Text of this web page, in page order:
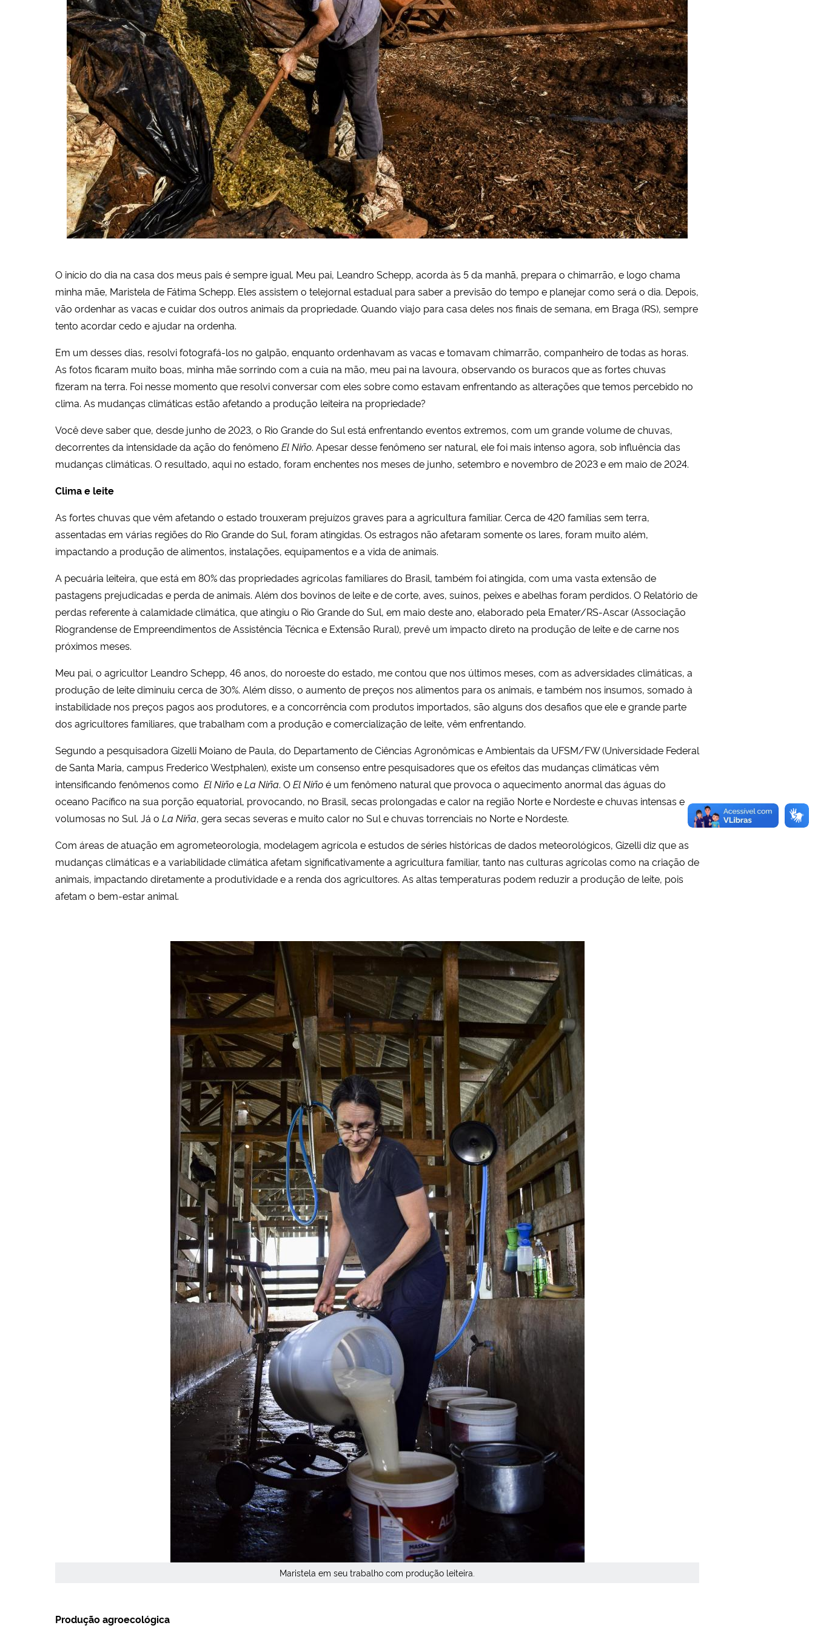
O início do dia na casa dos meus pais é sempre igual. Meu pai, Leandro Schepp, acorda às 5 da manhã, prepara o chimarrão, e logo chama
minha mãe, Maristela de Fátima Schepp. Eles assistem o telejornal estadual para saber a previsão do tempo e planejar como será o dia. Depois,
vão ordenhar as vacas e cuidar dos outros animais da propriedade. Quando viajo para casa deles nos finais de semana, em Braga (RS), sempre
tento acordar cedo e ajudar na ordenha.
Em um desses dias, resolvi fotografá-los no galpão, enquanto ordenhavam as vacas e tomavam chimarrão, companheiro de todas as horas.
As fotos ficaram muito boas, minha mãe sorrindo com a cuia na mão, meu pai na lavoura, observando os buracos que as fortes chuvas
fizeram na terra. Foi nesse momento que resolvi conversar com eles sobre como estavam enfrentando as alterações que temos percebido no
clima. As mudanças climáticas estão afetando a produção leiteira na propriedade?
Você deve saber que, desde junho de 2023, o Rio Grande do Sul está enfrentando eventos extremos, com um grande volume de chuvas,
decorrentes da intensidade da ação do fenômeno El Niño. Apesar desse fenômeno ser natural, ele foi mais intenso agora, sob influência das
mudanças climáticas. O resultado, aqui no estado, foram enchentes nos meses de junho, setembro e novembro de 2023 e em maio de 2024.
Clima e leite
As fortes chuvas que vêm afetando o estado trouxeram prejuízos graves para a agricultura familiar. Cerca de 420 famílias sem terra,
assentadas em várias regiões do Rio Grande do Sul, foram atingidas. Os estragos não afetaram somente os lares, foram muito além,
impactando a produção de alimentos, instalações, equipamentos e a vida de animais.
A pecuária leiteira, que está em 80% das propriedades agrícolas familiares do Brasil, também foi atingida, com uma vasta extensão de
pastagens prejudicadas e perda de animais. Além dos bovinos de leite e de corte, aves, suínos, peixes e abelhas foram perdidos. O Relatório de
perdas referente à calamidade climática, que atingiu o Rio Grande do Sul, em maio deste ano, elaborado pela Emater/RS-Ascar (Associação
Riograndense de Empreendimentos de Assistência Técnica e Extensão Rural), prevê um impacto direto na produção de leite e de carne nos
próximos meses.
Meu pai, o agricultor Leandro Schepp, 46 anos, do noroeste do estado, me contou que nos últimos meses, com as adversidades climáticas, a
produção de leite diminuiu cerca de 30%. Além disso, o aumento de preços nos alimentos para os animais, e também nos insumos, somado à
instabilidade nos preços pagos aos produtores, e a concorrência com produtos importados, são alguns dos desafios que ele e grande parte
dos agricultores familiares, que trabalham com a produção e comercialização de leite, vêm enfrentando.
Segundo a pesquisadora Gizelli Moiano de Paula, do Departamento de Ciências Agronômicas e Ambientais da UFSM/FW (Universidade Federal
de Santa Maria, campus Frederico Westphalen), existe um consenso entre pesquisadores que os efeitos das mudanças climáticas vêm
intensificando fenômenos como El NiñoeLa Niña. OEl Niñoé um fenômeno natural que provoca o aquecimento anormal das águas do
oceano Pacífico na sua porção equatorial, provocando, no Brasil, secas prolongadas e calor na região Norte e Nordeste e chuvas intensas e
volumosas no Sul. Já o La Niña, gera secas severas e muito calor no Sul e chuvas torrenciais no Norte e Nordeste.
Com áreas de atuação em agrometeorologia, modelagem agrícola e estudos de séries históricas de dados meteorológicos, Gizelli diz que as
mudanças climáticas e a variabilidade climática afetam significativamente a agricultura familiar, tanto nas culturas agrícolas como na criação de
animais, impactando diretamente a produtividade e a renda dos agricultores. As altas temperaturas podem reduzir a produção de leite, pois
afetam o bem-estar animal.
Maristela em seu trabalho com produção leiteira.
Produção agroecológica